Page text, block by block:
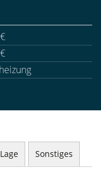
Lage Sonstiges